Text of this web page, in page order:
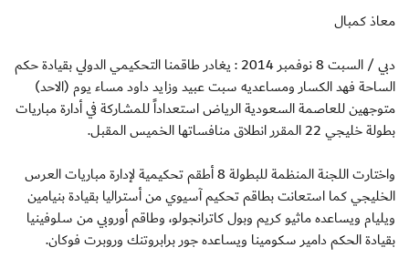
معاذ كمبال
دبي / السبت 8 نوفمبر 2014 : يغادر طاقمنا التحكيمي الدولي بقيادة حكم
الساحة فهد الكسار ومساعديه سبت عبيد وزايد داود مساء يوم (الاحد)
متوجهين للعاصمة السعودية الرياض استعداداً للمشاركة في أدارة مباريات
بطولة خليجي 22 المقرر انطلاق منافساتها الخميس المقبل.
واختارت اللجنة المنظمة للبطولة 8 أطقم تحكيمية لإدارة مباريات العرس
الخليجي كما استعانت بطاقم تحكيم آسيوي من أستراليا بقيادة بنيامين
ويليام ويساعده ماثيو كريم وبول كاترانجولو، وطاقم أوروبي من سلوفينيا
بقيادة الحكم دامير سكومينا ويساعده جور برابروتنك وروبرت فوكان.